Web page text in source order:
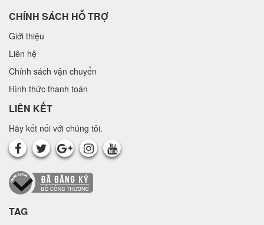
CHÍNH SÁCH HỖ TRỢ
Giới thiệu
Liên hệ
Chính sách vận chuyển
Hình thức thanh toán
LIÊN KẾT
Hãy kết nối với chúng tôi.
TAG